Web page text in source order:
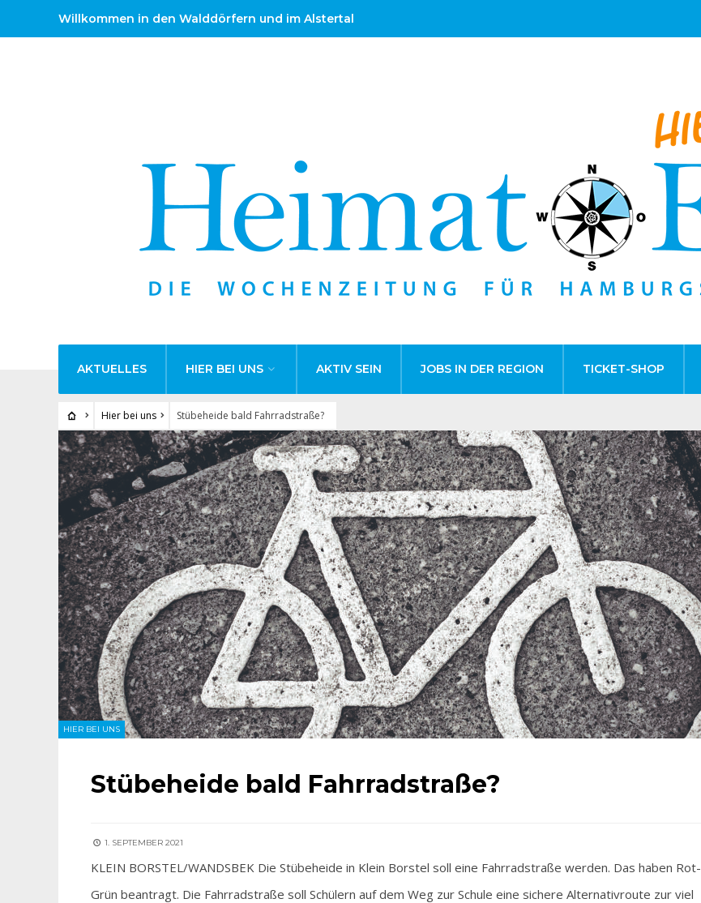
Willkommen in den Walddörfern und im Alstertal
AKTUELLES HIER BEI UNS AKTIV SEIN JOBS IN DER REGION TICKET-SHOP
Hier bei uns Stübeheide bald Fahrradstraße?
HIER BEI UNS
Stübeheide bald Fahrradstraße?
1. SEPTEMBER 2021
KLEIN BORSTEL/WANDSBEK Die Stübeheide in Klein Borstel soll eine Fahrradstraße werden. Das haben Rot-
Grün beantragt. Die Fahrradstraße soll Schülern auf dem Weg zur Schule eine sichere Alternativroute zur viel